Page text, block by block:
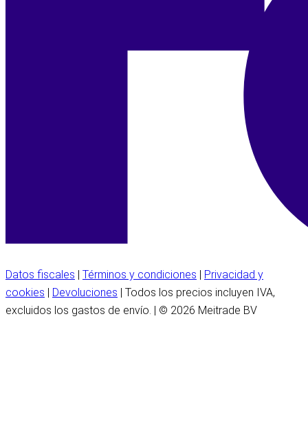
Datos fiscales Términos y condiciones
Privacidad y
cookies
Devoluciones | Todos los precios incluyen IVA,
excluidos los gastos de envío. | © 2026 Meitrade BV